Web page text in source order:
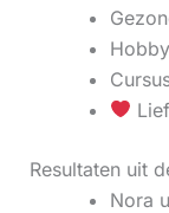
Resultaten uit
Nora